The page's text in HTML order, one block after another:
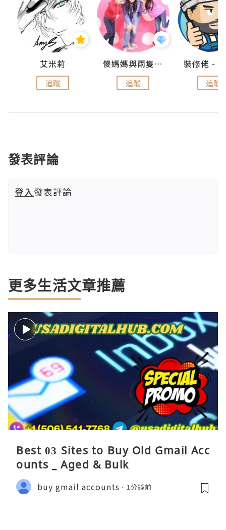
艾米莉
追蹤
儍媽媽與兩隻小魔怪之家
追蹤 追蹤
發表評論
登入發表評論
更多生活文章推薦
Best 03 Sites to Buy Old Gmail Acc
ounts _ Aged & Bulk
buy gmail accounts 1分鐘前